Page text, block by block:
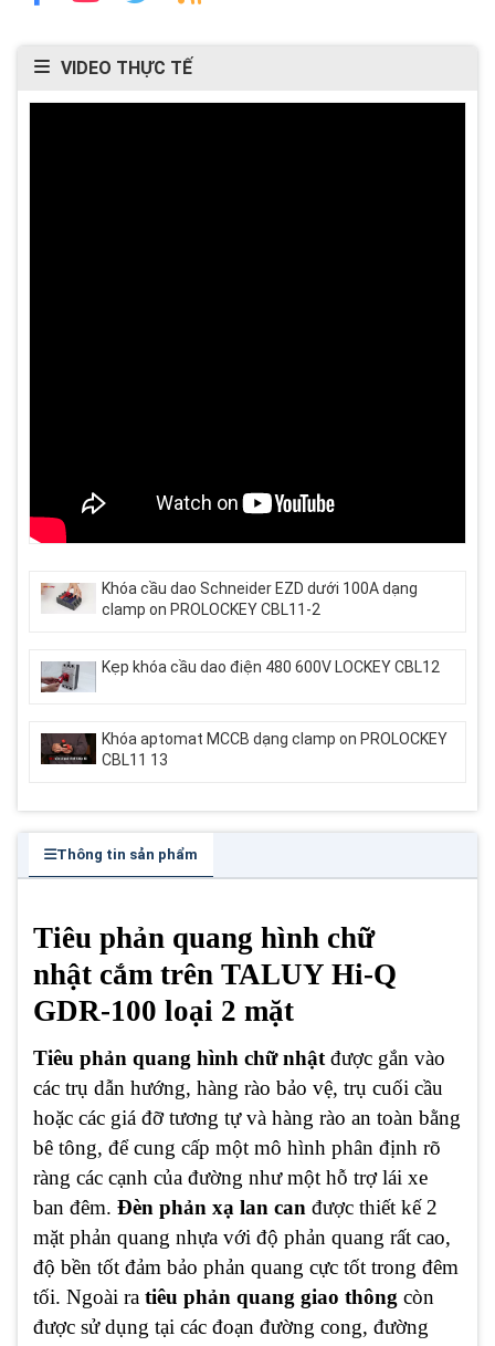
VIDEO THỰC TẾ
Khóa cầu dao Schneider EZD dưới 100A dạng
clamp on PROLOCKEY CBL11-2
Kẹp khóa cầu dao điện 480 600V LOCKEY CBL12
Khóa aptomat MCCB dạng clamp on PROLOCKEY
CBL11 13
Thông tin sản phẩm
Tiêu phản quang hình chữ
nhật cắm trên TALUY Hi-Q
GDR-100 loại 2 mặt
Tiêu phản quang hình chữ nhật được gắn vào
các trụ dẫn hướng, hàng rào bảo vệ, trụ cuối cầu
hoặc các giá đỡ tương tự và hàng rào an toàn bằng
bê tông, để cung cấp một mô hình phân định rõ
ràng các cạnh của đường như một hỗ trợ lái xe
ban đêm. Đèn phản xạ lan can được thiết kế 2
mặt phản quang nhựa với độ phản quang rất cao,
độ bền tốt đảm bảo phản quang cực tốt trong đêm
tối. Ngoài ra tiêu phản quang giao thông còn
được sử dụng tại các đoạn đường cong, đường